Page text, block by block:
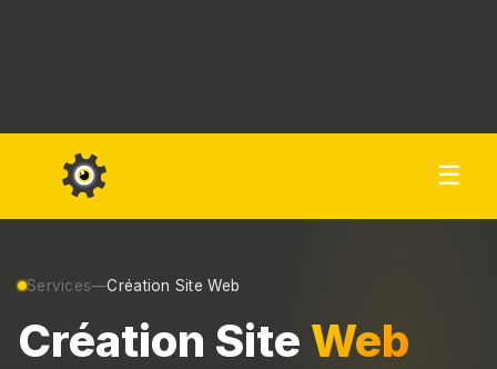
☰
Services—Création Site Web
Création Site Web